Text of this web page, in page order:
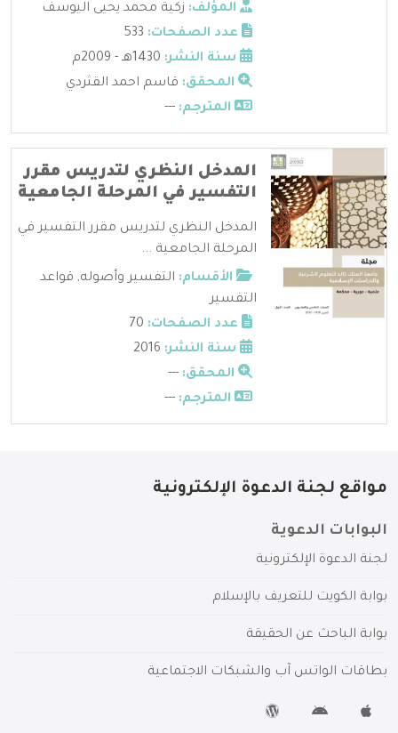
المؤلف: زكية محمد يحيى اليوسف
عدد الصفحات:
سنة النشر:
المحقق: قاسم احمد القثردي
المترجم: ---
المدخل النظري لتدريس مقرر
التفسير في المرحلة الجامعية
المدخل النظري لتدريس مقرر التفسير في
المرحلة الجامعية ...
الأقسام: التفسير وأصوله, قواعد
التفسير
عدد الصفحات:
سنة النشر:
المحقق: ---
المترجم: ---
مواقع لجنة الدعوة الإلكترونية
البوابات الدعوية
لجنة الدعوة الإلكترونية
بوابة الكويت للتعريف بالإسلام
بوابة الباحث عن الحقيقة
بطاقات الواتس آب والشبكات الاجتماعية